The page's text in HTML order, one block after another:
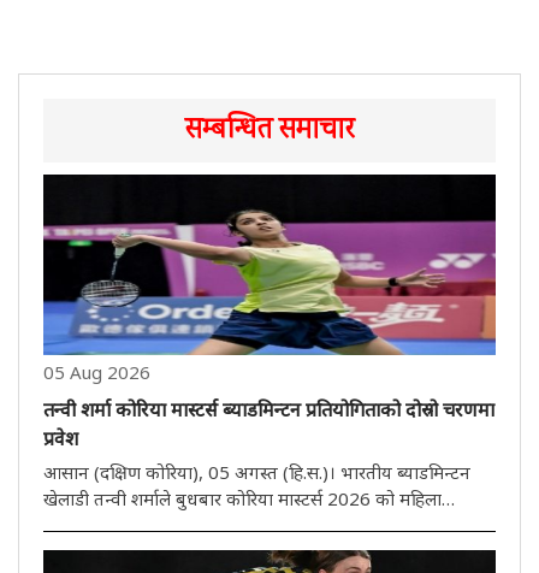
सम्बन्धित समाचार
05 Aug 2026
तन्वी शर्मा कोरिया मास्टर्स ब्याडमिन्टन प्रतियोगिताको दोस्रो चरणमा
प्रवेश
आसान (दक्षिण कोरिया), 05 अगस्त (हि.स.)। भारतीय ब्याडमिन्टन
खेलाडी तन्वी शर्माले बुधबार कोरिया मास्टर्स 2026 को महिला
वर्षीया तन्वीले चीनकी युआन आन चीलाई सिधा गेम 21-16, 21-15